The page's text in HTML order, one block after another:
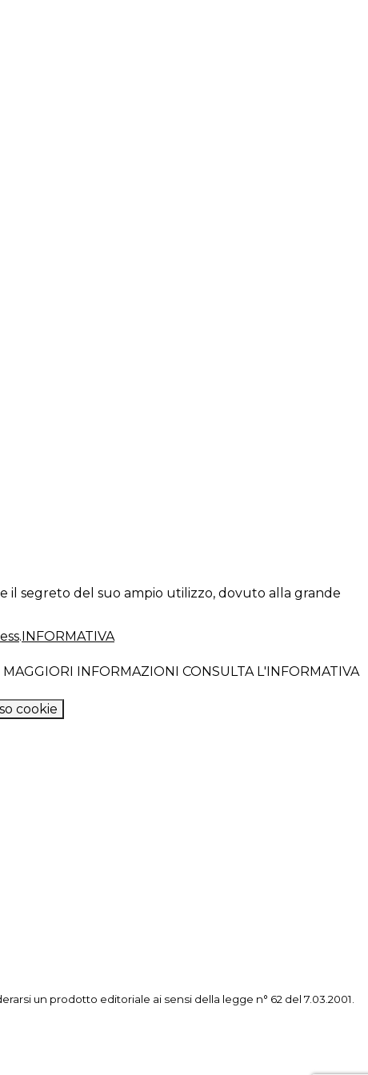
il segreto del suo ampio utilizzo, dovuto alla grande
.INFORMATIVA
INFORMAZIONI CONSULTA L'INFORMATIVA
cookie
un prodotto editoriale ai sensi della legge n° 62 del 7.03.2001.